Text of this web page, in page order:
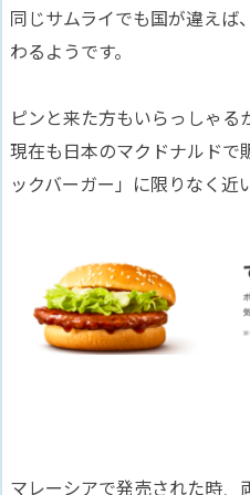
同じサムライでも国が違えば
わるようです。
ピンと来た方もいらっしゃる
現在も日本のマクドナルドで
ックバーガー」に限りなく近
マレーシアで発売された時、